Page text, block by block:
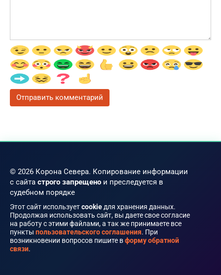
© 2026 Корона Севера. Копирование информации
с сайта строго запрещено и преследуется в
судебном порядке
Этот сайт используетcookieдля хранения данных.
Продолжая использовать сайт, вы даете свое согласие
на работу с этими файлами, а так же принимаете все
пункты пользовательского соглашения. При
возникновении вопросов пишите вформу обратной
связи.